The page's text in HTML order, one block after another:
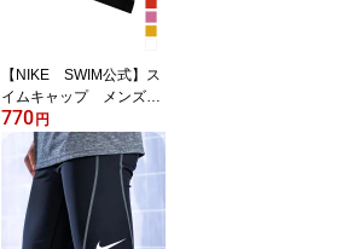
210146 スイミング オシ
【NIKE SWIM公式】ス
イムキャップ メンズ
レディース M L メッ
シュキャップ 907461
フットマーク 水泳帽
子 NIKE ナイキ 小学
生 キッズ 白 赤
緑 青 黄色
770 円